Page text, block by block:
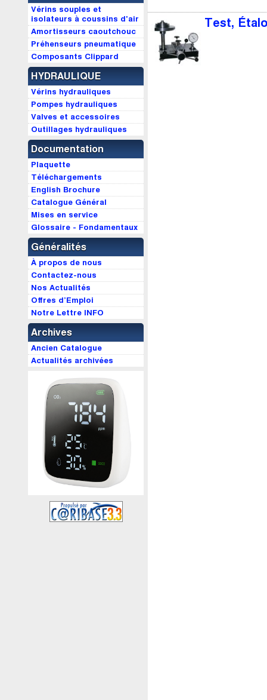
Vérins souples et
isolateurs à coussins d'air
Amortisseurs caoutchouc
Préhenseurs pneumatique
Composants Clippard
HYDRAULIQUE
Vérins hydrauliques
Pompes hydrauliques
Valves et accessoires
Outillages hydrauliques
Documentation
Plaquette
Téléchargements
English Brochure
Catalogue Général
Mises en service
Glossaire - Fondamentaux
Généralités
À propos de nous
Contactez-nous
Nos Actualités
Offres d’Emploi
Notre Lettre INFO
Archives
Ancien Catalogue
Actualités archivées
Test,